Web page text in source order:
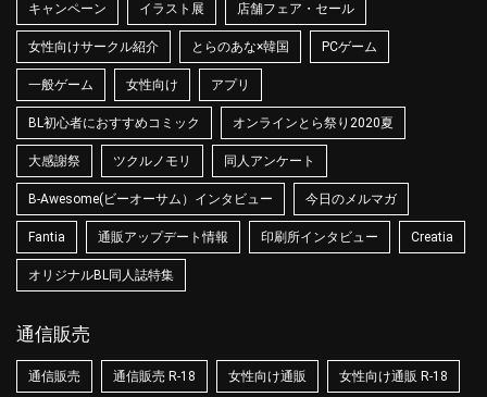
キャンペーン イラスト展 店舗フェア・セール
女性向けサークル紹介 とらのあな×韓国 PCゲーム
一般ゲーム 女性向け アプリ
BL初心者におすすめコミック オンラインとら祭り2020夏
大感謝祭 ツクルノモリ 同人アンケート
B-Awesome(ビーオーサム）インタビュー 今日のメルマガ
Fantia 通販アップデート情報 印刷所インタビュー Creatia
オリジナルBL同人誌特集
通信販売
通信販売 通信販売 R-18 女性向け通販 女性向け通販 R-18